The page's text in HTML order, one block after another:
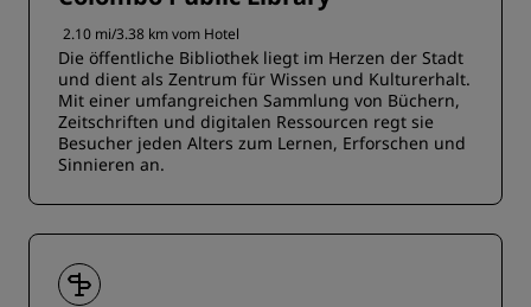
2.10 mi/3.38 km vom Hotel
Die öffentliche Bibliothek liegt im Herzen der Stadt
und dient als Zentrum für Wissen und Kulturerhalt.
Mit einer umfangreichen Sammlung von Büchern,
Zeitschriften und digitalen Ressourcen regt sie
Besucher jeden Alters zum Lernen, Erforschen und
Sinnieren an.